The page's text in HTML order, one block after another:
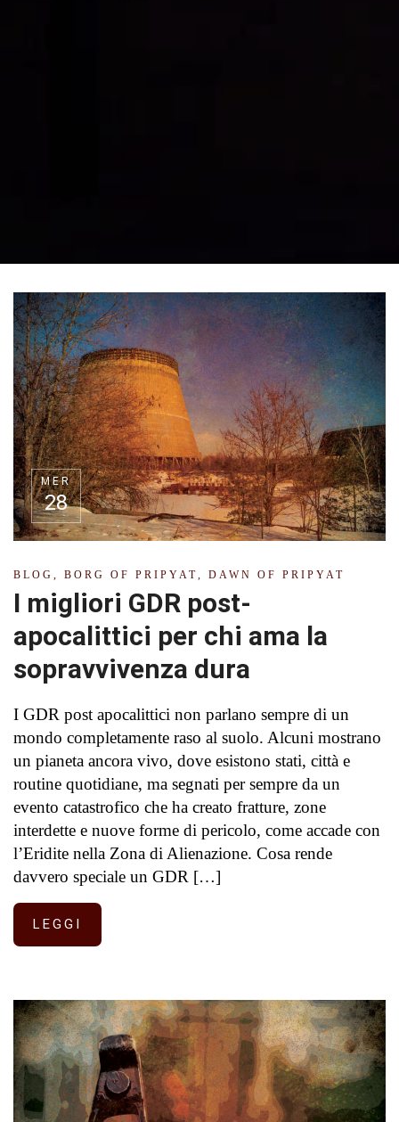
MER
28
BLOG BORG OF PRIPYAT DAWN OF PRIPYAT
I migliori GDR post-
apocalittici per chi ama la
sopravvivenza dura
I GDR post apocalittici non parlano sempre di un
mondo completamente raso al suolo. Alcuni mostrano
un pianeta ancora vivo, dove esistono stati, città e
routine quotidiane, ma segnati per sempre da un
evento catastrofico che ha creato fratture, zone
interdette e nuove forme di pericolo, come accade con
l’Eridite nella Zona di Alienazione. Cosa rende
davvero speciale un GDR […]
LEGGI